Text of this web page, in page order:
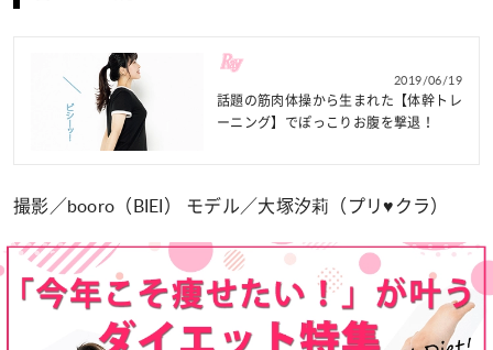
2019/06/19
話題の筋肉体操から生まれた【体幹トレ
ーニング】でぽっこりお腹を撃退！
撮影／booro（BIEI） モデル／大塚汐莉（プリ♥クラ）